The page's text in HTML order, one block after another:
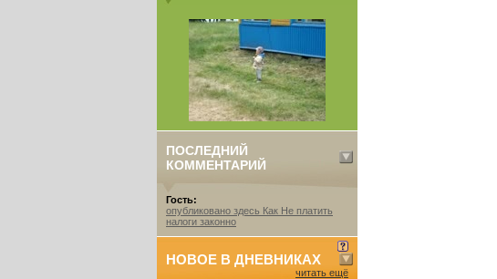
ПОСЛЕДНИЙ
КОММЕНТАРИЙ
Гость:
опубликовано здесь Как Не платить
налоги законно
НОВОЕ В ДНЕВНИКАХ
читать ещё